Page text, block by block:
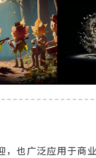
也广泛应用于商